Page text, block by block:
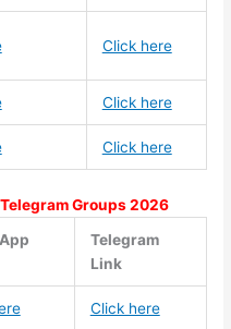
Click here
Click here
Click here
Groups 2026
Telegram
Link
Click here